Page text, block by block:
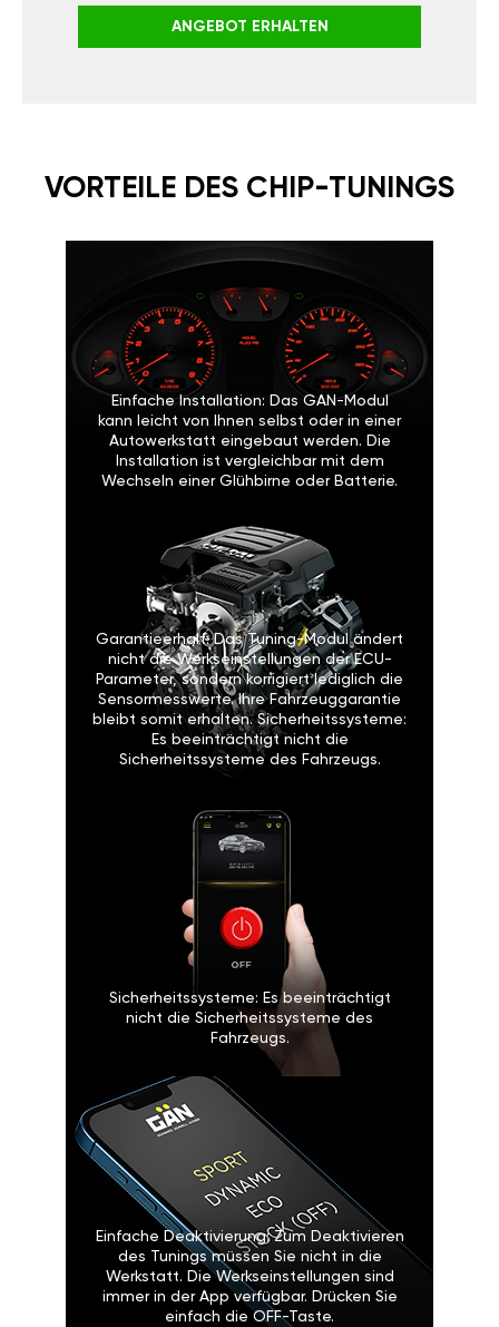
ANGEBOT ERHALTEN
VORTEILE DES CHIP-TUNINGS
Einfache Installation: Das GAN-Modul
kann leicht von Ihnen selbst oder in einer
Autowerkstatt eingebaut werden. Die
Installation ist vergleichbar mit dem
Wechseln einer Glühbirne oder Batterie.
Garantieerhalt: Das Tuning-Modul ändert
nicht die Werkseinstellungen der ECU-
Parameter, sondern korrigiert lediglich die
Sensormesswerte. Ihre Fahrzeuggarantie
bleibt somit erhalten. Sicherheitssysteme:
Es beeinträchtigt nicht die
Sicherheitssysteme des Fahrzeugs.
Sicherheitssysteme: Es beeinträchtigt
nicht die Sicherheitssysteme des
Fahrzeugs.
Einfache Deaktivierung: Zum Deaktivieren
des Tunings müssen Sie nicht in die
Werkstatt. Die Werkseinstellungen sind
immer in der App verfügbar. Drücken Sie
einfach die OFF-Taste.